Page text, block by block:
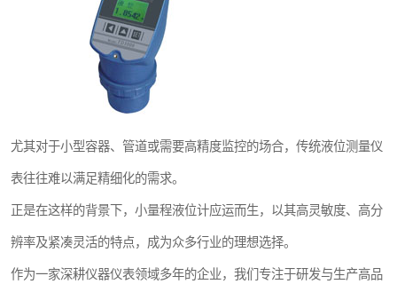
尤其对于小型容器、管道或需要高精度监控的场合，传统液位测量仪
表往往难以满足精细化的需求。
正是在这样的背景下，小量程液位计应运而生，以其高灵敏度、高分
辨率及紧凑灵活的特点，成为众多行业的理想选择。
作为一家深耕仪器仪表领域多年的企业，我们专注于研发与生产高品
智能锅炉水位计